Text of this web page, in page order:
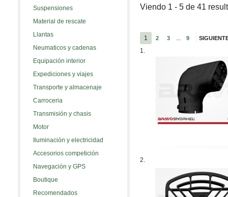
Suspensiones
Material de rescate
Llantas
Neumaticos y cadenas
Equipación interior
Expediciones y viajes
Transporte y almacenaje
Carroceria
Transmisión y chasis
Motor
Iluminación y electricidad
Accesorios competición
Navegación y GPS
Boutique
Recomendados
Viendo 1 - 5 de 41
1 2 3 ... 9
1.
2.